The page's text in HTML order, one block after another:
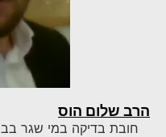
הרב שלום הוס
חובת בדיקה במי שגר